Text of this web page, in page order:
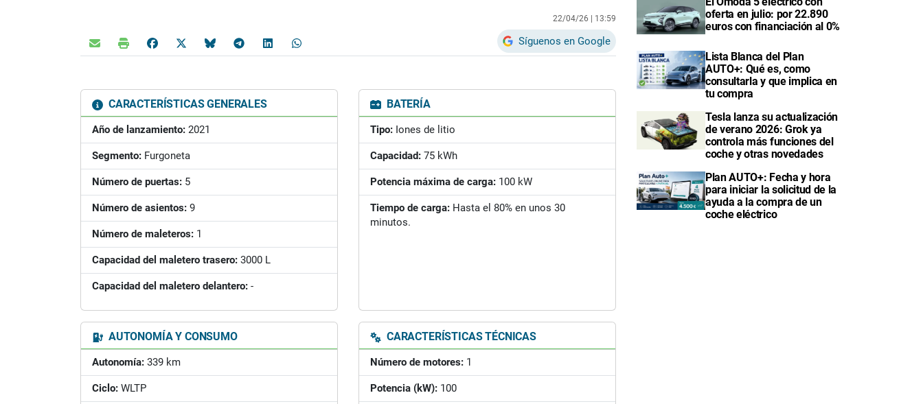
22/04/26 | 13:59
Síguenos en Google
CARACTERÍSTICAS GENERALES
Año de lanzamiento: 2021
Segmento: Furgoneta
Número de puertas: 5
Número de asientos: 9
Número de maleteros: 1
Capacidad del maletero trasero: 3000 L
Capacidad del maletero delantero: -
BATERÍA
Tipo: Iones de litio
Capacidad: 75 kWh
Potencia máxima de carga: 100 kW
Tiempo de carga: Hasta el 80% en unos 30
minutos.
AUTONOMÍA Y CONSUMO
Autonomía: 339 km
Ciclo: WLTP
CARACTERÍSTICAS TÉCNICAS
Número de motores: 1
Potencia (kW): 100
oferta en julio: por 22.890
euros con financiación al 0%
Lista Blanca del Plan
AUTO+: Qué es, como
consultarla y que implica en
tu compra
Tesla lanza su actualización
de verano 2026: Grok ya
controla más funciones del
coche y otras novedades
Plan AUTO+: Fecha y hora
para iniciar la solicitud de la
ayuda a la compra de un
coche eléctrico